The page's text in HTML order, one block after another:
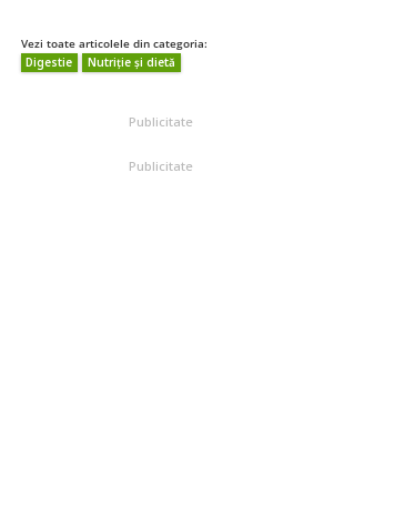
Vezi toate articolele din categoria:
Digestie
Nutriție și dietă
Publicitate
Publicitate